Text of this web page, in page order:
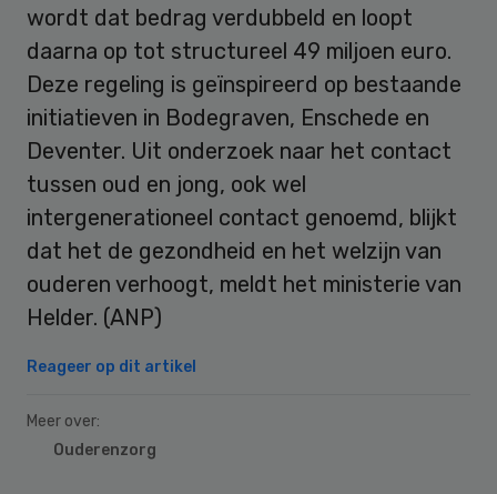
wordt dat bedrag verdubbeld en loopt
daarna op tot structureel 49 miljoen euro.
Deze regeling is geïnspireerd op bestaande
initiatieven in Bodegraven, Enschede en
Deventer. Uit onderzoek naar het contact
tussen oud en jong, ook wel
intergenerationeel contact genoemd, blijkt
dat het de gezondheid en het welzijn van
ouderen verhoogt, meldt het ministerie van
Helder. (ANP)
Reageer op dit artikel
Meer over:
Ouderenzorg